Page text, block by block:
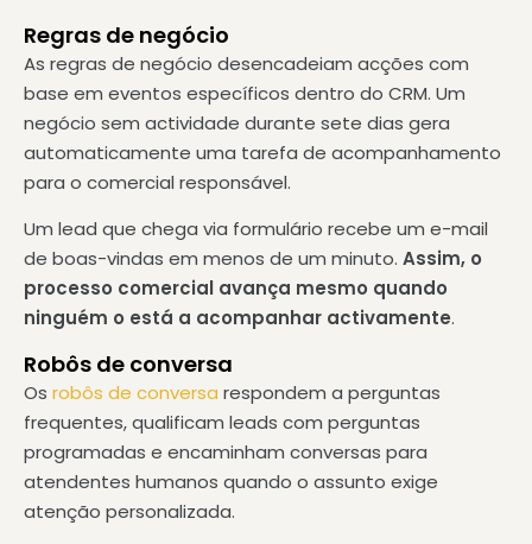
Regras de negócio
As regras de negócio desencadeiam acções com
base em eventos específicos dentro do CRM. Um
negócio sem actividade durante sete dias gera
automaticamente uma tarefa de acompanhamento
para o comercial responsável.
Um lead que chega via formulário recebe um e-mail
de boas-vindas em menos de um minuto. Assim, o
processo comercial avança mesmo quando
ninguém o está a acompanhar activamente.
Robôs de conversa
Os robôs de conversa respondem a perguntas
frequentes, qualificam leads com perguntas
programadas e encaminham conversas para
atendentes humanos quando o assunto exige
atenção personalizada.